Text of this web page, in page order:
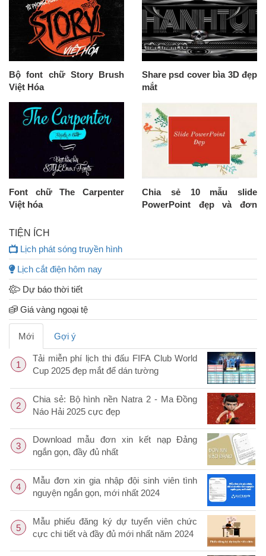
Bộ font chữ Story Brush
Việt Hóa
Share psd cover bìa 3D đẹp
mắt
Font chữ The Carpenter
Việt hóa
Chia sẻ 10 mẫu slide
PowerPoint đẹp và đơn
TIỆN ÍCH
Lịch phát sóng truyền hình
Lịch cắt điện hôm nay
Dự báo thời tiết
Giá vàng ngoại tệ
Mới Gợi ý
1
Tải miễn phí lịch thi đấu FIFA Club World
Cup 2025 đẹp mắt để dán tường
2
Chia sẻ: Bộ hình nền Natra 2 - Ma Đồng
Náo Hải 2025 cực đẹp
3
Download mẫu đơn xin kết nạp Đảng
ngắn gọn, đầy đủ nhất
4
Mẫu đơn xin gia nhập đội sinh viên tình
nguyện ngắn gọn, mới nhất 2024
5
Mẫu phiếu đăng ký dự tuyển viên chức
cực chi tiết và đầy đủ mới nhất năm 2024